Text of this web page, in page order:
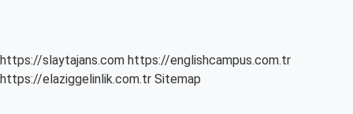
https://slaytajans.com https://englishcampus.com.tr
https://elaziggelinlik.com.tr Sitemap